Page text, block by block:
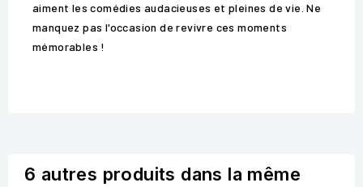
aiment les comédies audacieuses et pleines de vie. Ne
manquez pas l'occasion de revivre ces moments
mémorables !
6 autres produits dans la même